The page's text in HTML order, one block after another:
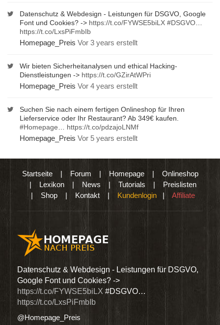
Datenschutz & Webdesign - Leistungen für DSGVO, Google
Font und Cookies? -> https://t.co/FYWSE5biLX #DSGVO
https://t.co/LxsPiFmbIb
Homepage_Preis Vor 3 years erstellt
Wir bieten Sicherheitanalysen und ethical Hacking-
Dienstleistungen -> https://t.co/GZirAtWPri
Homepage_Preis Vor 4 years erstellt
Suchen Sie nach einem fertigen Onlineshop für Ihren
Lieferservice oder Ihr Restaurant? Ab 349€ kaufen.
#Homepage
https://t.co/pdzajoLNMf
Homepage_Preis Vor 5 years erstellt
Startseite| Forum | Homepage| Onlineshop
| Lexikon | News | Tutorials | Preislisten
| Shop | Kontakt | Kundenlogin | Affiliate
Datenschutz & Webdesign - Leistungen für DSGVO,
Google Font und Cookies? ->
https://t.co/FYWSE5biLX #DSGVO…
https://t.co/LxsPiFmbIb
@Homepage_Preis